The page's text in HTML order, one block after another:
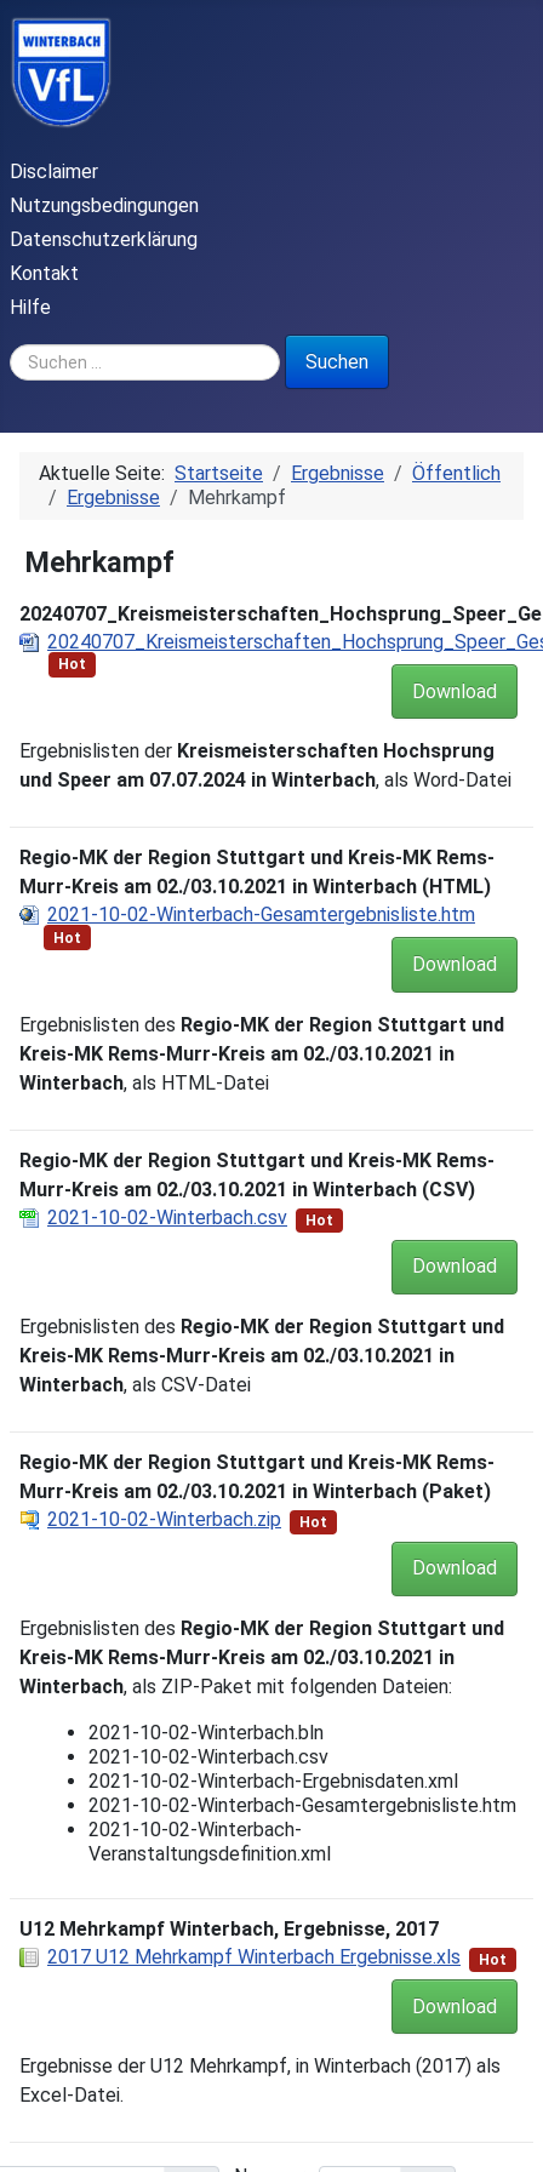
Disclaimer
Nutzungsbedingungen
Datenschutzerklärung
Kontakt
Hilfe
Suchen ...
Suchen
Aktuelle Seite: Startseite Ergebnisse
Öffentlich
Ergebnisse
Mehrkampf
Mehrkampf
Hot
Download
Ergebnislisten der Kreismeisterschaften Hochsprung
und Speer am 07.07.2024 in Winterbach, als Word-Datei
Regio-MK der Region Stuttgart und Kreis-MK Rems-
Murr-Kreis am 02./03.10.2021 in Winterbach (HTML)
2021-10-02-Winterbach-Gesamtergebnisliste.htm
Hot
Download
Ergebnislisten des Regio-MK der Region Stuttgart und
Kreis-MK Rems-Murr-Kreis am 02./03.10.2021 in
Winterbach, als HTML-Datei
Regio-MK der Region Stuttgart und Kreis-MK Rems-
Murr-Kreis am 02./03.10.2021 in Winterbach (CSV)
2021-10-02-Winterbach.csv
Hot
Download
Ergebnislisten des Regio-MK der Region Stuttgart und
Kreis-MK Rems-Murr-Kreis am 02./03.10.2021 in
Winterbach, als CSV-Datei
Regio-MK der Region Stuttgart und Kreis-MK Rems-
Murr-Kreis am 02./03.10.2021 in Winterbach (Paket)
2021-10-02-Winterbach.zip
Hot
Download
Ergebnislisten des Regio-MK der Region Stuttgart und
Kreis-MK Rems-Murr-Kreis am 02./03.10.2021 in
Winterbach, als ZIP-Paket mit folgenden Dateien:
2021-10-02-Winterbach.bln
2021-10-02-Winterbach.csv
2021-10-02-Winterbach-Ergebnisdaten.xml
2021-10-02-Winterbach-Gesamtergebnisliste.htm
2021-10-02-Winterbach-
Veranstaltungsdefinition.xml
U12 Mehrkampf Winterbach, Ergebnisse, 2017
2017 U12 Mehrkampf Winterbach Ergebnisse.xls
Hot
Download
Ergebnisse der U12 Mehrkampf, in Winterbach (2017) als
Excel-Datei.